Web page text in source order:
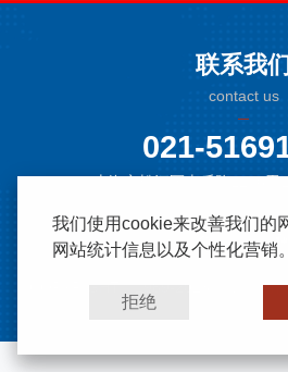
我们使用cookie来改善我们的
网站统计信息以及个性化营销。
拒绝
联系我们
contact us
021-
上海市松江区南乐路1276弄
COPYRIGHT ©1989-2023 朝辉压力